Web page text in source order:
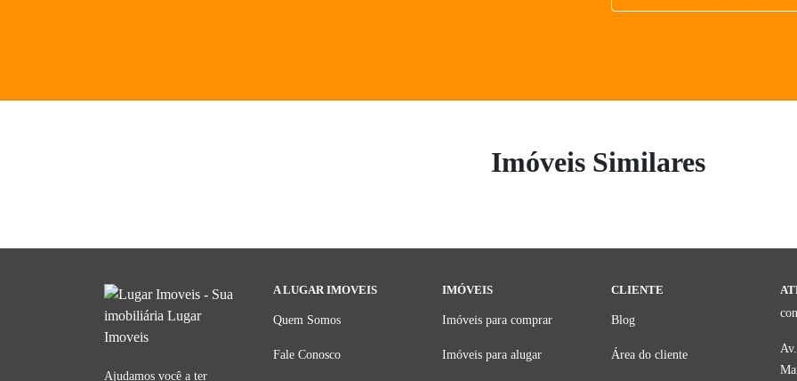
Imóveis Similares
Ajudamos você a ter
A LUGAR IMOVEIS
Quem Somos
Fale Conosco
IMÓVEIS
Imóveis para comprar
Imóveis para alugar
CLIENTE
Blog
Área do cliente